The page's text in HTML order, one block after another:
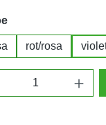
auswählen
rot/rosa